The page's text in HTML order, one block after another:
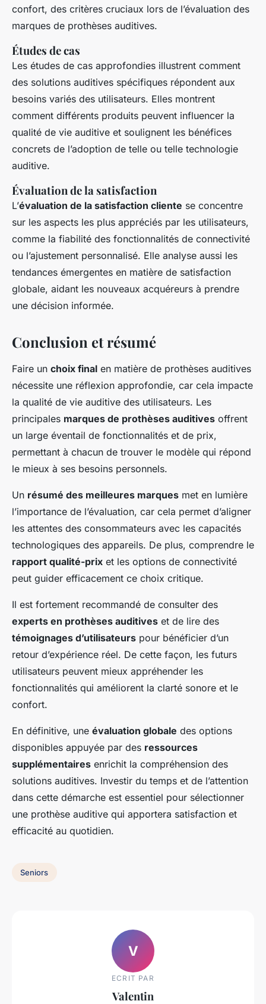
confort, des critères cruciaux lors de l’évaluation des
marques de prothèses auditives.
Études de cas
Les études de cas approfondies illustrent comment
des solutions auditives spécifiques répondent aux
besoins variés des utilisateurs. Elles montrent
comment différents produits peuvent influencer la
qualité de vie auditive et soulignent les bénéfices
concrets de l’adoption de telle ou telle technologie
auditive.
Évaluation de la satisfaction
L’évaluation de la satisfaction cliente se concentre
sur les aspects les plus appréciés par les utilisateurs,
comme la fiabilité des fonctionnalités de connectivité
ou l’ajustement personnalisé. Elle analyse aussi les
tendances émergentes en matière de satisfaction
globale, aidant les nouveaux acquéreurs à prendre
une décision informée.
Conclusion et résumé
Faire un choix final en matière de prothèses auditives
nécessite une réflexion approfondie, car cela impacte
la qualité de vie auditive des utilisateurs. Les
principales marques de prothèses auditives offrent
un large éventail de fonctionnalités et de prix,
permettant à chacun de trouver le modèle qui répond
le mieux à ses besoins personnels.
Un résumé des meilleures marques met en lumière
l’importance de l’évaluation, car cela permet d’aligner
les attentes des consommateurs avec les capacités
technologiques des appareils. De plus, comprendre le
rapport qualité-prix et les options de connectivité
peut guider efficacement ce choix critique.
Il est fortement recommandé de consulter des
experts en prothèses auditives et de lire des
témoignages d’utilisateurs pour bénéficier d’un
retour d’expérience réel. De cette façon, les futurs
utilisateurs peuvent mieux appréhender les
fonctionnalités qui améliorent la clarté sonore et le
confort.
En définitive, une évaluation globale des options
disponibles appuyée par des ressources
supplémentaires enrichit la compréhension des
solutions auditives. Investir du temps et de l’attention
dans cette démarche est essentiel pour sélectionner
une prothèse auditive qui apportera satisfaction et
efficacité au quotidien.
Seniors
V
ECRIT PAR
Valentin